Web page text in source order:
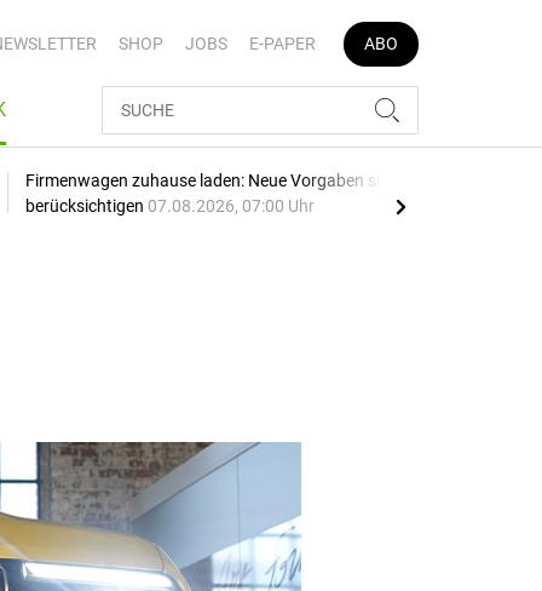
SHOP JOBS E-PAPER ABO
Firmenwagen zuhause laden: Neue Vorgaben sind zu
berücksichtigen 07.08.2026, 07:00 Uhr